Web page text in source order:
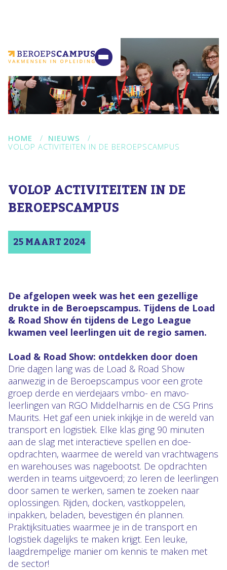
Contact
HOME / NIEUWS /
VOLOP ACTIVITEITEN IN DE BEROEPSCAMPUS
VOLOP ACTIVITEITEN IN DE
BEROEPSCAMPUS
25 MAART 2024
De afgelopen week was het een gezellige
drukte in de Beroepscampus. Tijdens de Load
& Road Show én tijdens de Lego League
kwamen veel leerlingen uit de regio samen.
Load & Road Show: ontdekken door doen
Drie dagen lang was de Load & Road Show
aanwezig in de Beroepscampus voor een grote
groep derde en vierdejaars vmbo- en mavo-
leerlingen van RGO Middelharnis en de CSG Prins
Maurits. Het gaf een uniek inkijkje in de wereld van
transport en logistiek. Elke klas ging 90 minuten
aan de slag met interactieve spellen en doe-
opdrachten, waarmee de wereld van vrachtwagens
en warehouses was nagebootst. De opdrachten
werden in teams uitgevoerd; zo leren de leerlingen
door samen te werken, samen te zoeken naar
oplossingen. Rijden, docken, vastkoppelen,
inpakken, beladen, bevestigen én plannen.
Praktijksituaties waarmee je in de transport en
logistiek dagelijks te maken krijgt. Een leuke,
laagdrempelige manier om kennis te maken met
de sector!